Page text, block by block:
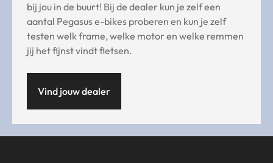
bij jou in de buurt! Bij de dealer kun je zelf een
aantal Pegasus e-bikes proberen en kun je zelf
testen welk frame, welke motor en welke remmen
jij het fijnst vindt fietsen.
Vind jouw dealer